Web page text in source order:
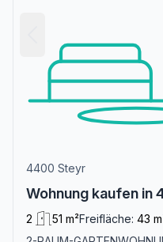
4400 Steyr
Wohnung kaufen in
2 51 m²Freifläche: 43